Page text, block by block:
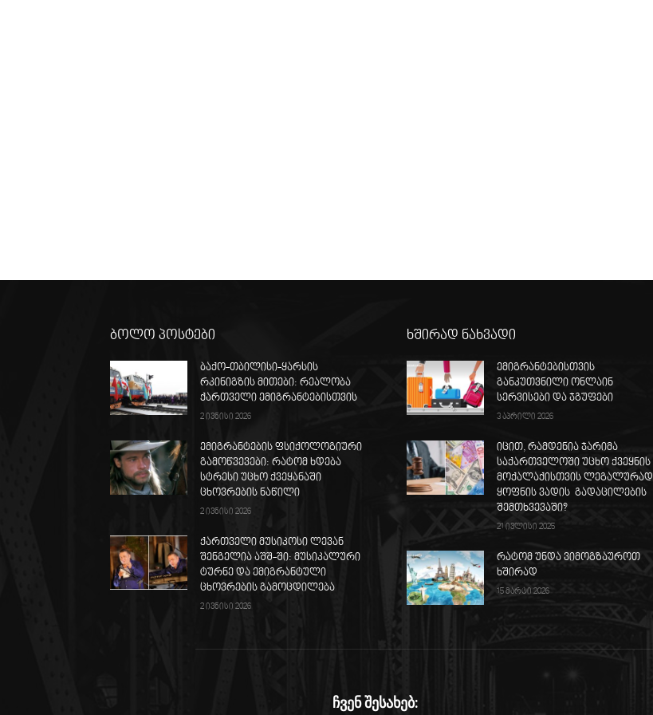
ბოლო პოსტები
ბაქო-თბილისი-ყარსის
რკინიგზის მითები: რეალობა
ქართველი ემიგრანტებისთვის
2 ივნისი 2026
ემიგრანტების ფსიქოლოგიური
გამოწვევები: რატომ ხდება
სტრესი უცხო ქვეყანაში
ცხოვრების ნაწილი
2 ივნისი 2026
ქართველი მუსიკოსი ლევან
შენგელია აშშ-ში: მუსიკალური
ტურნე და ემიგრანტული
ცხოვრების გამოცდილება
2 ივნისი 2026
ხშირად ნახვადი
ემიგრანტებისთვის
განკუთვნილი ონლაინ
სერვისები და ჯგუფები
3 აპრილი 2026
იცით, რამდენია ჯარიმა
საქართველოში უცხო ქვეყნის
მოქალაქისთვის ლეგალურად
ყოფნის ვადის გადაცილების
შემთხვევაში?
21 ივლისი 2025
რატომ უნდა ვიმოგზაუროთ
ხშირად
15 მარტი 2026
ჩვენ შესახებ: